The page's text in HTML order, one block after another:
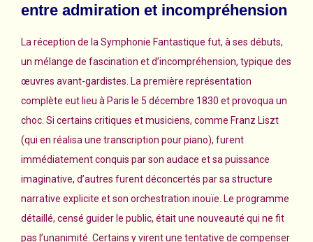
entre admiration et incompréhension
La réception de la Symphonie Fantastique fut, à ses débuts,
un mélange de fascination et d’incompréhension, typique des
œuvres avant-gardistes. La première représentation
complète eut lieu à Paris le 5 décembre 1830 et provoqua un
choc. Si certains critiques et musiciens, comme Franz Liszt
(qui en réalisa une transcription pour piano), furent
immédiatement conquis par son audace et sa puissance
imaginative, d’autres furent déconcertés par sa structure
narrative explicite et son orchestration inouïe. Le programme
détaillé, censé guider le public, était une nouveauté qui ne fit
pas l’unanimité. Certains y virent une tentative de compenser